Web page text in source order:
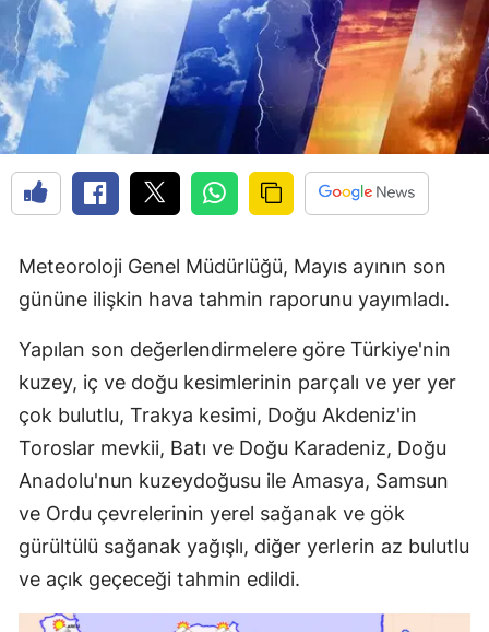
Meteoroloji Genel Müdürlüğü, Mayıs ayının son
gününe ilişkin hava tahmin raporunu yayımladı.
Yapılan son değerlendirmelere göre Türkiye'nin
kuzey, iç ve doğu kesimlerinin parçalı ve yer yer
çok bulutlu, Trakya kesimi, Doğu Akdeniz'in
Toroslar mevkii, Batı ve Doğu Karadeniz, Doğu
Anadolu'nun kuzeydoğusu ile Amasya, Samsun
ve Ordu çevrelerinin yerel sağanak ve gök
gürültülü sağanak yağışlı, diğer yerlerin az bulutlu
ve açık geçeceği tahmin edildi.